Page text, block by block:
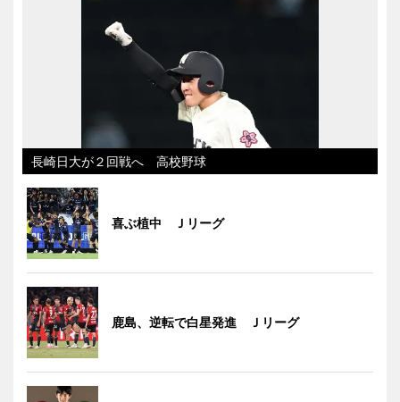
長崎日大が２回戦へ 高校野球
喜ぶ植中 Ｊリーグ
鹿島、逆転で白星発進 Ｊリーグ